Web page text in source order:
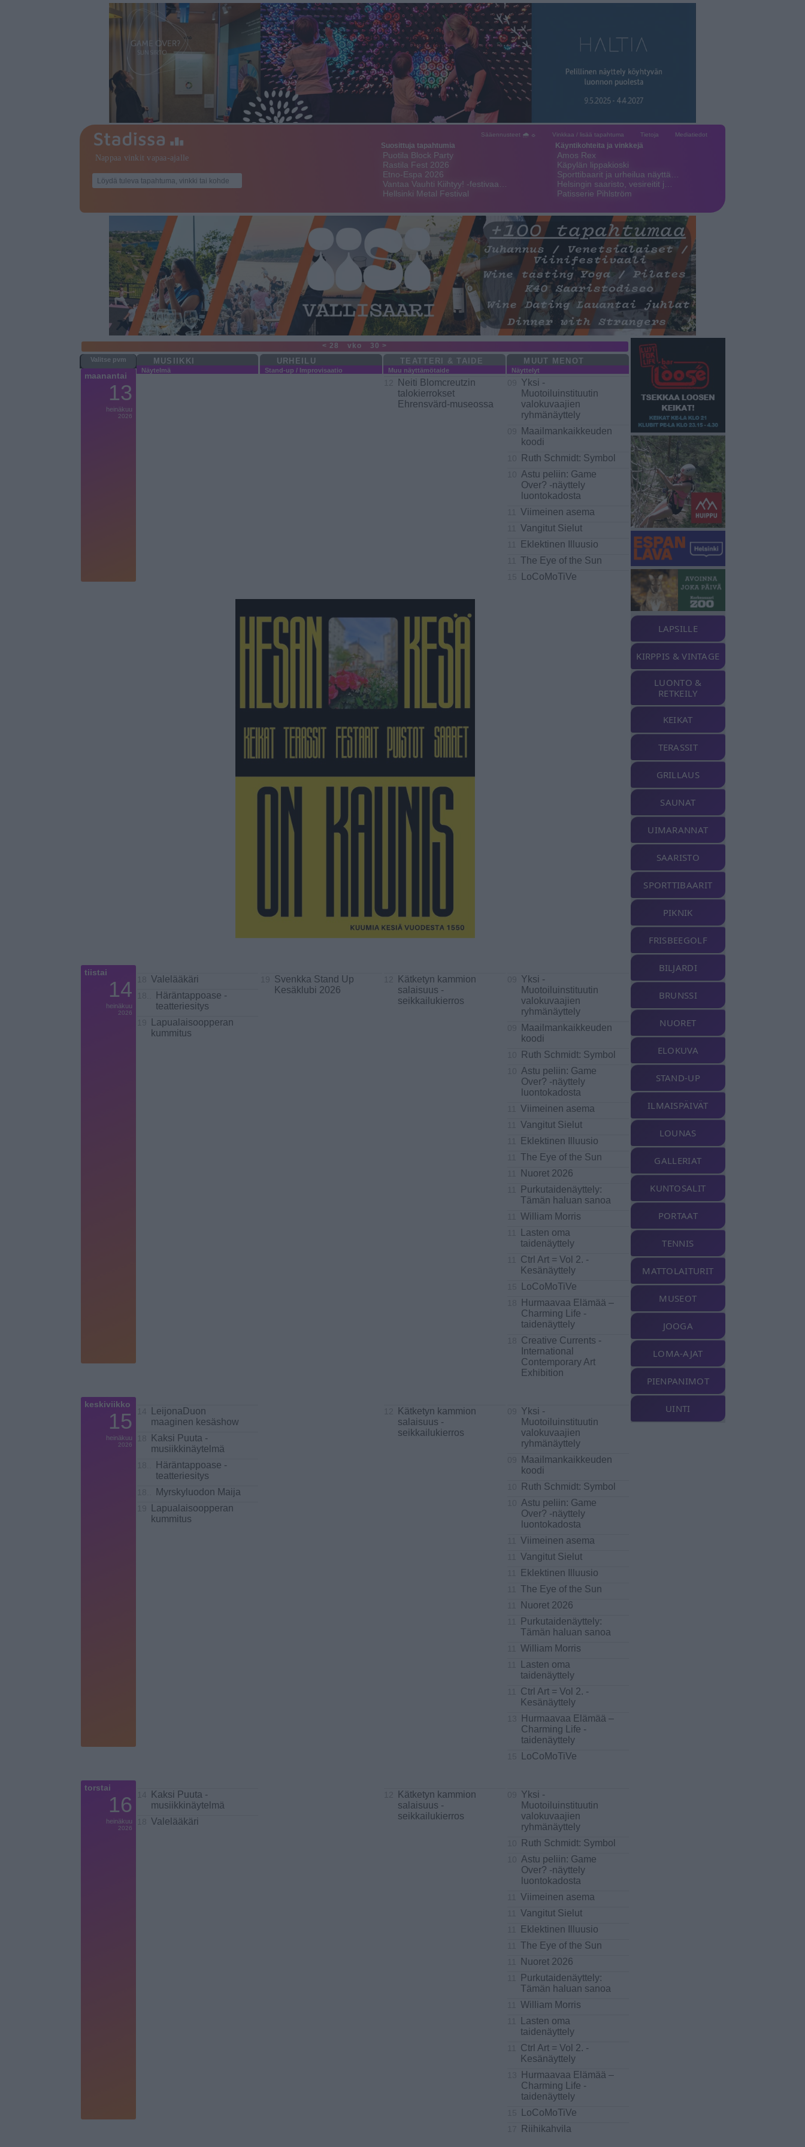
Sääennusteet 🌧 ☼ Vinkkaa / lisää tapahtuma Tietoja Mediatiedot
Suosittuja tapahtumia
Puotila Block Party
Rastila Fest 2026
Etno-Espa 2026
Vantaa Vauhti Kiihtyy! -festivaa…
Hellsinki Metal Festival
Käyntikohteita ja vinkkejä
Amos Rex
Käpylän lippakioski
Sporttibaarit ja urheilua näyttä…
Helsingin saaristo, vesireitit j…
Patisserie Pihlström
< 28 vko 30 >
maanantai
13
heinäkuu
2026
MUSIIKKI
Näytelmä
URHEILU
Stand-up / Improvisaatio
TEATTERI & TAIDE
Muu näyttämötaide
Neiti Blomcreutzin
talokierrokset
Ehrensvärd-museossa
MUUT MENOT
Näyttelyt
Yksi -
Muotoiluinstituutin
valokuvaajien
ryhmänäyttely
Maailmankaikkeuden
koodi
Ruth Schmidt: Symbol
Astu peliin: Game
Over? -näyttely
luontokadosta
Viimeinen asema
Vangitut Sielut
Eklektinen Illuusio
The Eye of the Sun
LoCoMoTiVe
tiistai
14
heinäkuu
2026
Valelääkäri
Häräntappoase -
teatteriesitys
Lapualaisoopperan
kummitus
Svenkka Stand Up
Kesäklubi 2026
Kätketyn kammion
salaisuus -
seikkailukierros
Yksi -
Muotoiluinstituutin
valokuvaajien
ryhmänäyttely
Maailmankaikkeuden
koodi
Ruth Schmidt: Symbol
Astu peliin: Game
Over? -näyttely
luontokadosta
Viimeinen asema
Vangitut Sielut
Eklektinen Illuusio
The Eye of the Sun
Nuoret 2026
Purkutaidenäyttely:
Tämän haluan sanoa
William Morris
Lasten oma
taidenäyttely
Ctrl Art = Vol 2. -
Kesänäyttely
LoCoMoTiVe
Hurmaavaa Elämää –
Charming Life -
taidenäyttely
Creative Currents -
International
Contemporary Art
Exhibition
keskiviikko
15
heinäkuu
2026
LeijonaDuon
maaginen kesäshow
Kaksi Puuta -
musiikkinäytelmä
Häräntappoase -
teatteriesitys
Myrskyluodon Maija
Lapualaisoopperan
kummitus
Kätketyn kammion
salaisuus -
seikkailukierros
Yksi -
Muotoiluinstituutin
valokuvaajien
ryhmänäyttely
Maailmankaikkeuden
koodi
Ruth Schmidt: Symbol
Astu peliin: Game
Over? -näyttely
luontokadosta
Viimeinen asema
Vangitut Sielut
Eklektinen Illuusio
The Eye of the Sun
Nuoret 2026
Purkutaidenäyttely:
Tämän haluan sanoa
William Morris
Lasten oma
taidenäyttely
Ctrl Art = Vol 2. -
Kesänäyttely
Hurmaavaa Elämää –
Charming Life -
taidenäyttely
LoCoMoTiVe
torstai
16
heinäkuu
2026
Kaksi Puuta -
musiikkinäytelmä
Valelääkäri
Kätketyn kammion
salaisuus -
seikkailukierros
Yksi -
Muotoiluinstituutin
valokuvaajien
ryhmänäyttely
Ruth Schmidt: Symbol
Astu peliin: Game
Over? -näyttely
luontokadosta
Viimeinen asema
Vangitut Sielut
Eklektinen Illuusio
The Eye of the Sun
Nuoret 2026
Purkutaidenäyttely:
Tämän haluan sanoa
William Morris
Lasten oma
taidenäyttely
Ctrl Art = Vol 2. -
Kesänäyttely
Hurmaavaa Elämää –
Charming Life -
taidenäyttely
LoCoMoTiVe
Riihikahvila
LAPSILLE
KIRPPIS & VINTAGE
LUONTO &
RETKEILY
KEIKAT
TERASSIT
GRILLAUS
SAUNAT
UIMARANNAT
SAARISTO
SPORTTIBAARIT
PIKNIK
FRISBEEGOLF
BILJARDI
BRUNSSI
NUORET
ELOKUVA
STAND-UP
ILMAISPÄIVÄT
LOUNAS
GALLERIAT
KUNTOSALIT
PORTAAT
TENNIS
MATTOLAITURIT
MUSEOT
JOOGA
LOMA-AJAT
PIENPANIMOT
UINTI